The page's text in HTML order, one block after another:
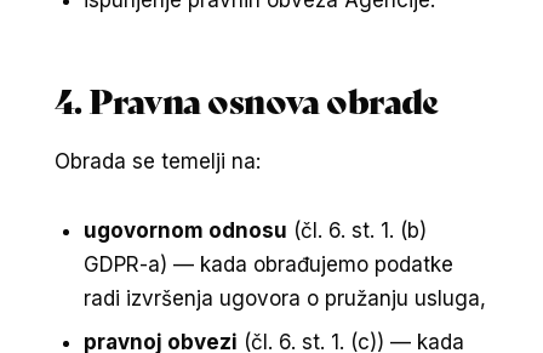
4. Pravna osnova obrade
Obrada se temelji na:
ugovornom odnosu (čl. 6. st. 1. (b)
GDPR-a) — kada obrađujemo podatke
radi izvršenja ugovora o pružanju usluga,
pravnoj obvezi (čl. 6. st. 1. (c)) — kada